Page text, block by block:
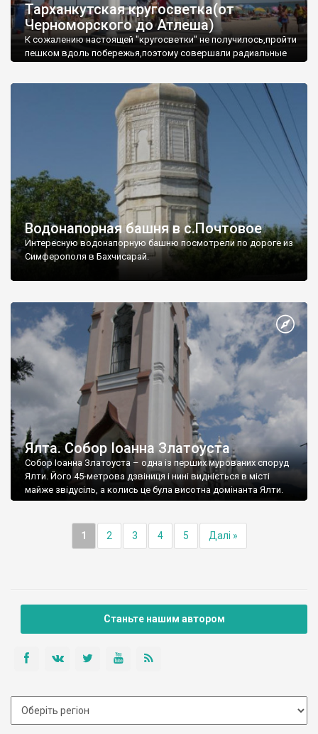
Тарханкутская кругосветка(от
Черноморского до Атлеша)
К сожалению настоящей "кругосветки" не получилось,пройти
пешком вдоль побережья,поэтому совершали радиальные
Водонапорная башня в с.Почтовое
Интересную водонапорную башню посмотрели по дороге из
Симферополя в Бахчисарай.
Ялта. Собор Іоанна Златоуста
Собор Іоанна Златоуста – одна із перших мурованих споруд
Ялти. Його 45-метрова дзвіниця і нині видніється в місті
майже звідусіль, а колись це була висотна домінанта Ялти.
1 2 3 4 5 Далі »
Станьте нашим автором